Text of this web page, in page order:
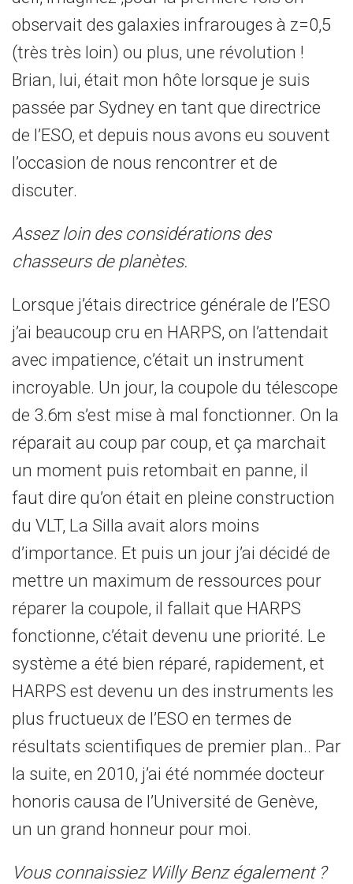
observait des galaxies infrarouges à z=0,5
(très très loin) ou plus, une révolution !
Brian, lui, était mon hôte lorsque je suis
passée par Sydney en tant que directrice
de l’ESO, et depuis nous avons eu souvent
l’occasion de nous rencontrer et de
discuter.
Assez loin des considérations des
chasseurs de planètes.
Lorsque j’étais directrice générale de l’ESO
j’ai beaucoup cru en HARPS, on l’attendait
avec impatience, c’était un instrument
incroyable. Un jour, la coupole du télescope
de 3.6m s’est mise à mal fonctionner. On la
réparait au coup par coup, et ça marchait
un moment puis retombait en panne, il
faut dire qu’on était en pleine construction
du VLT, La Silla avait alors moins
d’importance. Et puis un jour j’ai décidé de
mettre un maximum de ressources pour
réparer la coupole, il fallait que HARPS
fonctionne, c’était devenu une priorité. Le
système a été bien réparé, rapidement, et
HARPS est devenu un des instruments les
plus fructueux de l’ESO en termes de
résultats scientifiques de premier plan.. Par
la suite, en 2010, j’ai été nommée docteur
honoris causa de l’Université de Genève,
un un grand honneur pour moi.
Vous connaissiez Willy Benz également ?